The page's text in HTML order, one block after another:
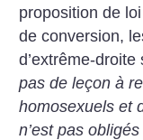
proposition de
de conversion,
d’extrême-
pas de leçon à
homosexuels et
n’est pas